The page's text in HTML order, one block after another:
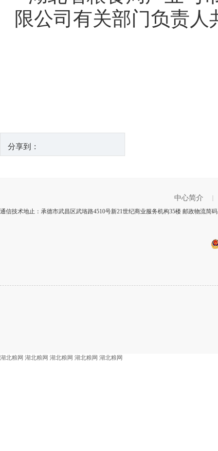
限公司有关部门负责
分享到：
中心简介
通信技术地止：承德市武昌区武珞路4510号新21世纪商业服务机构35楼 邮政物流简
湖北粮网 湖北粮网 湖北粮网 湖北粮网 湖北粮网